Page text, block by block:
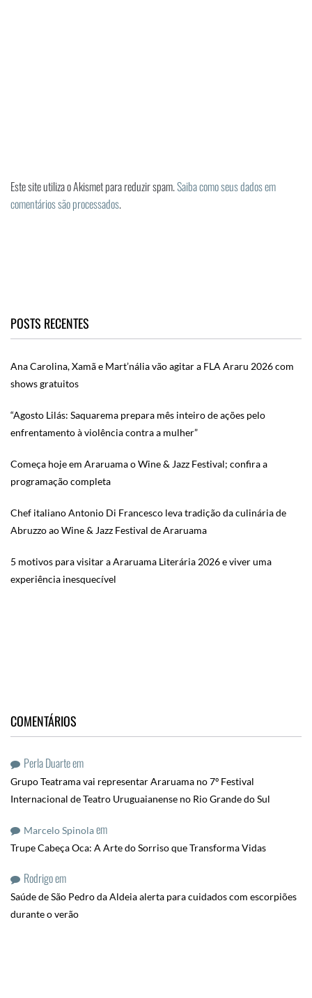
Este site utiliza o Akismet para reduzir spam.Saiba como seus dados em
comentários são processados.
POSTS RECENTES
Ana Carolina, Xamã e Mart’nália vão agitar a FLA Araru 2026 com
shows gratuitos
“Agosto Lilás: Saquarema prepara mês inteiro de ações pelo
enfrentamento à violência contra a mulher”
Começa hoje em Araruama o Wine & Jazz Festival; confira a
programação completa
Chef italiano Antonio Di Francesco leva tradição da culinária de
Abruzzo ao Wine & Jazz Festival de Araruama
5 motivos para visitar a Araruama Literária 2026 e viver uma
experiência inesquecível
COMENTÁRIOS
Perla Duarteem
Grupo Teatrama vai representar Araruama no 7º Festival
Internacional de Teatro Uruguaianense no Rio Grande do Sul
Marcelo Spinolaem
Trupe Cabeça Oca: A Arte do Sorriso que Transforma Vidas
Rodrigoem
Saúde de São Pedro da Aldeia alerta para cuidados com escorpiões
durante o verão